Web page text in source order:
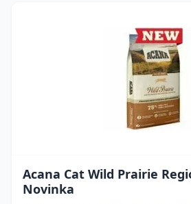
Acana Cat Wild Prairie
Novinka